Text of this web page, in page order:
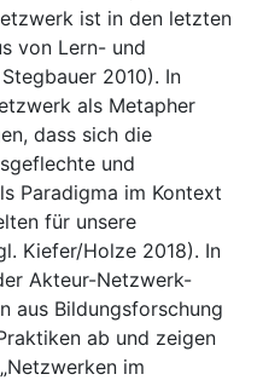
ist in den letzten
von Lern- und
2010). In
als Metapher
dass sich die
und
Paradigma im Kontext
für unsere
Kiefer/Holze 2018). In
Akteur-Netzwerk-
aus Bildungsforschung
ab und zeigen
im